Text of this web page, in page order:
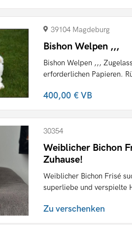
39104 Magdeburg
Bishon Welpen ,,,
Bishon Welpen ,,,
erforderlichen Papieren.
400,00 €VB
30354
Weiblicher Bichon
Zuhause!
Weiblicher Bichon Frisé
superliebe und verspielte
Zu verschenken